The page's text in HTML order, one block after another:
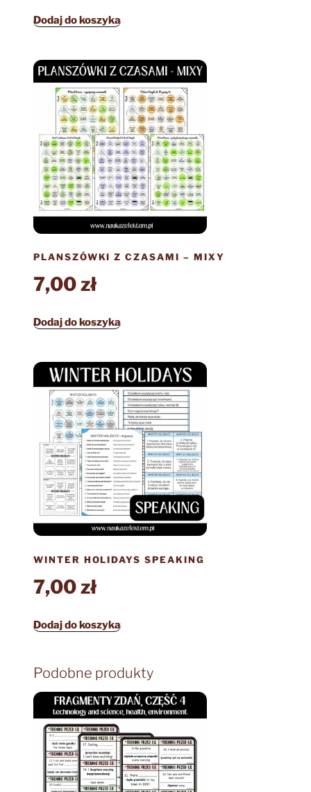
Dodaj do koszyka
PLANSZÓWKI Z CZASAMI – MIXY
7,00zł
Dodaj do koszyka
WINTER HOLIDAYS SPEAKING
7,00zł
Dodaj do koszyka
Podobne produkty